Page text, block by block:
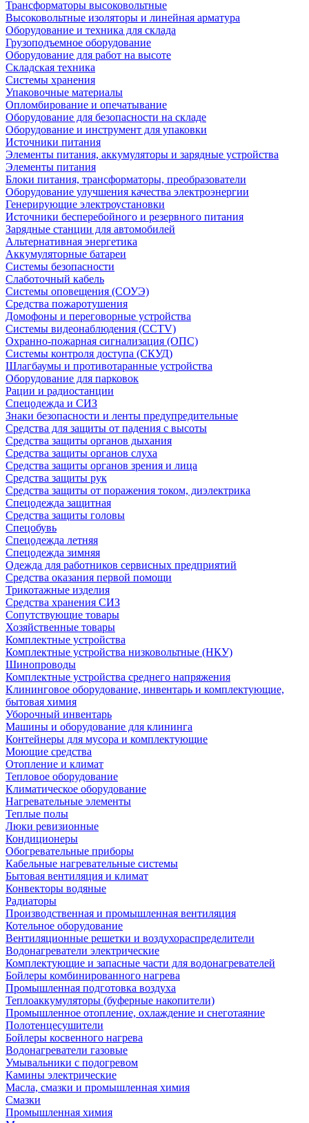
Трансформаторы высоковольтные
Высоковольтные изоляторы и линейная арматура
Оборудование и техника для склада
Грузоподъемное оборудование
Оборудование для работ на высоте
Складская техника
Системы хранения
Упаковочные материалы
Опломбирование и опечатывание
Оборудование для безопасности на складе
Оборудование и инструмент для упаковки
Источники питания
Элементы питания, аккумуляторы и зарядные устройства
Элементы питания
Блоки питания, трансформаторы, преобразователи
Оборудование улучшения качества электроэнергии
Генерирующие электроустановки
Источники бесперебойного и резервного питания
Зарядные станции для автомобилей
Альтернативная энергетика
Аккумуляторные батареи
Системы безопасности
Слаботочный кабель
Системы оповещения (СОУЭ)
Средства пожаротушения
Домофоны и переговорные устройства
Системы видеонаблюдения (CCTV)
Охранно-пожарная сигнализация (ОПС)
Системы контроля доступа (СКУД)
Шлагбаумы и противотаранные устройства
Оборудование для парковок
Рации и радиостанции
Спецодежда и СИЗ
Знаки безопасности и ленты предупредительные
Средства для защиты от падения с высоты
Средства защиты органов дыхания
Средства защиты органов слуха
Средства защиты органов зрения и лица
Средства защиты рук
Средства защиты от поражения током, диэлектрика
Спецодежда защитная
Средства защиты головы
Спецобувь
Спецодежда летняя
Спецодежда зимняя
Одежда для работников сервисных предприятий
Средства оказания первой помощи
Трикотажные изделия
Средства хранения СИЗ
Сопутствующие товары
Хозяйственные товары
Комплектные устройства
Комплектные устройства низковольтные (НКУ)
Шинопроводы
Комплектные устройства среднего напряжения
Клининговое оборудование, инвентарь и комплектующие,
бытовая химия
Уборочный инвентарь
Машины и оборудование для клининга
Контейнеры для мусора и комплектующие
Моющие средства
Отопление и климат
Тепловое оборудование
Климатическое оборудование
Нагревательные элементы
Теплые полы
Люки ревизионные
Кондиционеры
Обогревательные приборы
Кабельные нагревательные системы
Бытовая вентиляция и климат
Конвекторы водяные
Радиаторы
Производственная и промышленная вентиляция
Котельное оборудование
Вентиляционные решетки и воздухораспределители
Водонагреватели электрические
Комплектующие и запасные части для водонагревателей
Бойлеры комбинированного нагрева
Промышленная подготовка воздуха
Теплоаккумуляторы (буферные накопители)
Промышленное отопление, охлаждение и снеготаяние
Полотенцесушители
Бойлеры косвенного нагрева
Водонагреватели газовые
Умывальники с подогревом
Камины электрические
Масла, смазки и промышленная химия
Смазки
Промышленная химия